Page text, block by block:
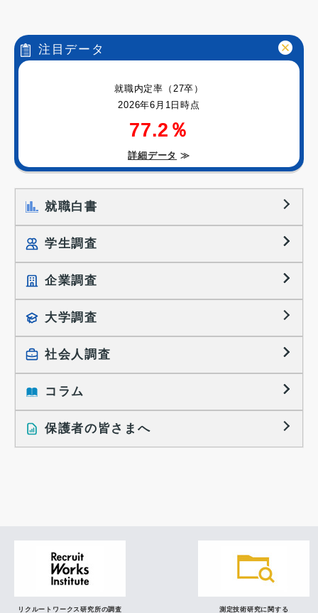
注目データ
就職内定率（27卒）
2026年6月1日時点
77.2％
詳細データ ≫
就職白書
学生調査
就職プロセス調査
就職活動TOPICS
大学生の実態調査
働きたい組織の特徴
大学生の地域間移動レポート
就職活動に関するレポート
企業調査
採用に関する調査
採用活動に関するレポート
大学調査
社会人調査
就職活動と入社後の就業
就業レディネス研究
コラム
インタビュー記事
保護者の皆さまへ
リクルートワークス研究所の調査 測定技術研究に関する